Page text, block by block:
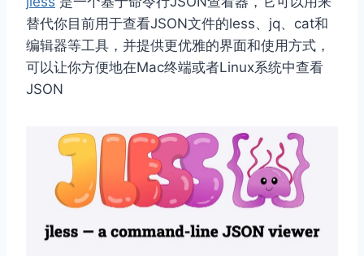
替代你目前用于查看JSON文件的less、jq、cat和
编辑器等工具，并提供更优雅的界面和使用方式，
可以让你方便地在Mac终端或者Linux系统中查看
JSON